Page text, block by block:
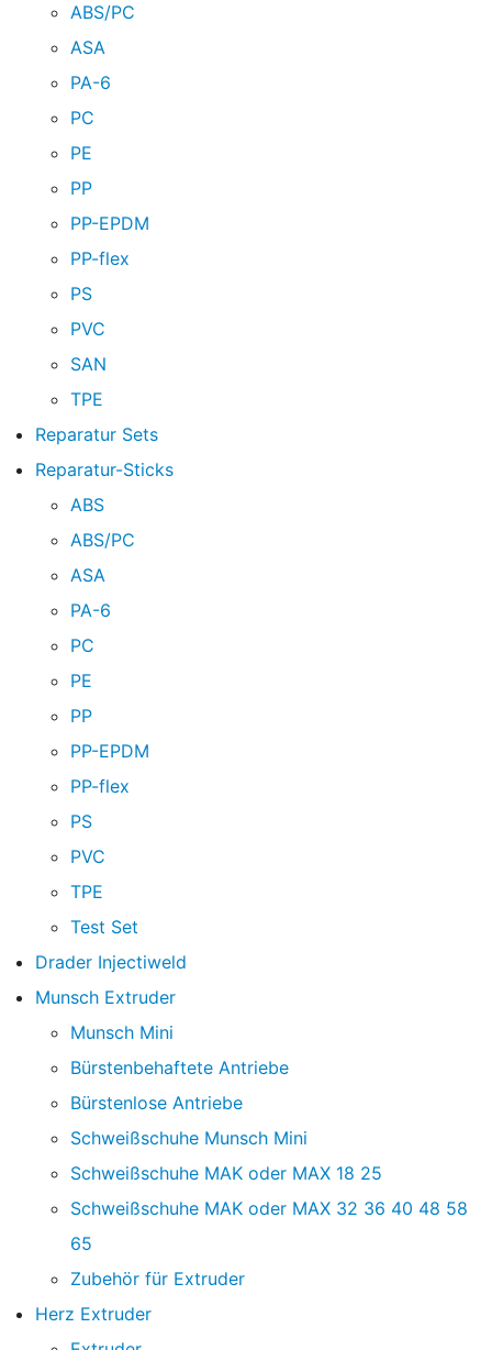
ABS/PC
ASA
PA-6
PC
PE
PP
PP-EPDM
PP-flex
PS
PVC
SAN
TPE
Reparatur Sets
Reparatur-Sticks
ABS
ABS/PC
ASA
PA-6
PC
PE
PP
PP-EPDM
PP-flex
PS
PVC
TPE
Test Set
Drader Injectiweld
Munsch Extruder
Munsch Mini
Bürstenbehaftete Antriebe
Bürstenlose Antriebe
Schweißschuhe Munsch Mini
Schweißschuhe MAK oder MAX 18 25
Schweißschuhe MAK oder MAX 32 36 40 48 58
65
Zubehör für Extruder
Herz Extruder